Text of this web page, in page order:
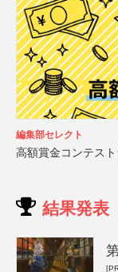
編集部セレクト
高額賞金コンテス
結果発表